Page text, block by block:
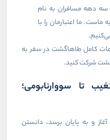
سه دهه مسافران به نام
ما اعتبارمان را با
کامل طاهاگشت در سفر به
شرکت کنید.
تا سووارنابومی؛
و به پایان برسد، دانستن